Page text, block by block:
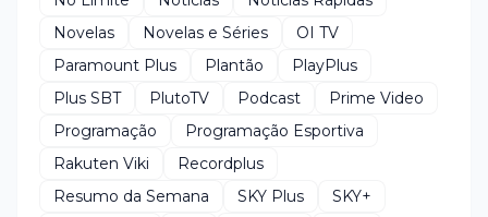
Novelas
Novelas e Séries
OI TV
Paramount Plus
Plantão
PlayPlus
Plus SBT
PlutoTV Podcast
Prime Video
Programação
Programação Esportiva
Rakuten Viki
Recordplus
Resumo da Semana
SKY Plus
SKY+